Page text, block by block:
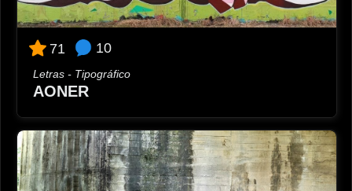
71 10
Letras - Tipográfico
AONER